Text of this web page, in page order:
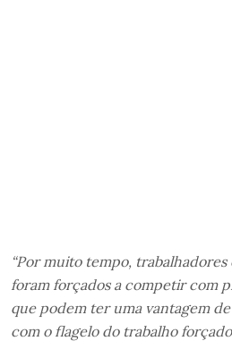
“Por muito tempo, trabalhadores
foram forçados a competir com
que podem ter uma vantagem
com o flagelo do trabalho